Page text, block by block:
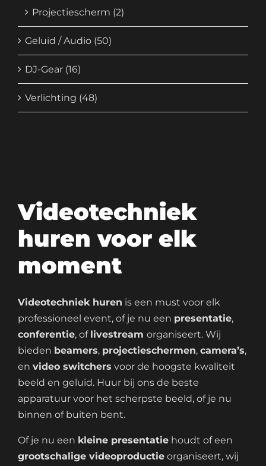
Videotechniek
huren voor elk
moment
Videotechniek huren is een must voor elk
professioneel event, of je nu een presentatie,
conferentie, of livestream organiseert. Wij
bieden beamers, projectieschermen, camera’s,
en video switchers voor de hoogste kwaliteit
beeld en geluid. Huur bij ons de beste
apparatuur voor het scherpste beeld, of je nu
binnen of buiten bent.
Of je nu een kleine presentatie houdt of een
grootschalige videoproductie organiseert, wij
Projectiescherm (2)
Geluid / Audio (50)
DJ-Gear (16)
Verlichting (48)